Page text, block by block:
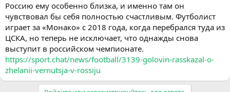
Россию ему особенно близка, и именно там он
чувствовал бы себя полностью счастливым. Футболист
играет за «Монако» с 2018 года, когда перебрался туда из
ЦСКА, но теперь не исключает, что однажды снова
выступит в российском чемпионате.
https://sport.chat/news/football/3139-golovin-rasskazal-o-
zhelanii-vernutsja-v-rossiju